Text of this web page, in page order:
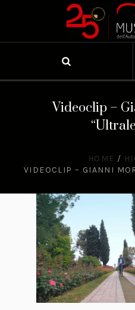
Videoclip –
HOME /
VIDEOCLIP – GIANNI